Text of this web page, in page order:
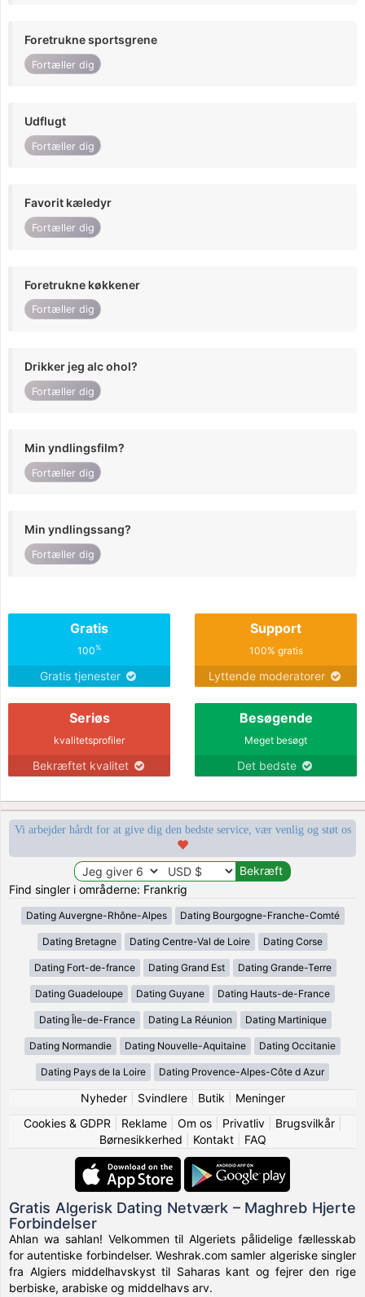
Foretrukne sportsgrene
Fortæller dig
Udflugt
Fortæller dig
Favorit kæledyr
Fortæller dig
Foretrukne køkkener
Fortæller dig
Drikker jeg alc ohol?
Fortæller dig
Min yndlingsfilm?
Fortæller dig
Min yndlingssang?
Fortæller dig
Gratis
100%
Gratis tjenester
Support
100% gratis
Lyttende moderatorer
Seriøs
kvalitetsprofiler
Bekræftet kvalitet
Besøgende
Meget besøgt
Det bedste
Vi arbejder hårdt for at give dig den bedste service, vær venlig og støt os
Find singler i områderne: Frankrig
Dating Auvergne-Rhône-Alpes Dating Bourgogne-Franche-Comté
Dating Bretagne Dating Centre-Val de Loire Dating Corse
Dating Fort-de-france Dating Grand Est Dating Grande-Terre
Dating Guadeloupe Dating Guyane Dating Hauts-de-France
Dating Île-de-France Dating La Réunion Dating Martinique
Dating Normandie Dating Nouvelle-Aquitaine Dating Occitanie
Dating Pays de la Loire Dating Provence-Alpes-Côte d Azur
Nyheder| Svindlere| Butik
Meninger
Cookies & GDPR
Reklame| Om os| Privatliv| Brugsvilkår|
Børnesikkerhed
Kontakt| FAQ
Gratis Algerisk Dating Netværk – Maghreb Hjerte
Forbindelser
Ahlan wa sahlan! Velkommen til Algeriets pålidelige fællesskab
for autentiske forbindelser. Weshrak.com samler algeriske singler
fra Algiers middelhavskyst til Saharas kant og fejrer den rige
berbiske, arabiske og middelhavs arv.